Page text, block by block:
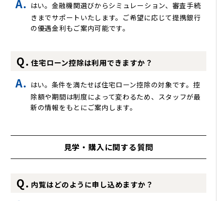
はい。金融機関選びからシミュレーション、審査手続
きまでサポートいたします。ご希望に応じて提携銀行
の優遇金利もご案内可能です。
住宅ローン控除は利用できますか？
はい。条件を満たせば住宅ローン控除の対象です。控
除額や期間は制度によって変わるため、スタッフが最
新の情報をもとにご案内します。
見学・購入に関する質問
内覧はどのように申し込めますか？